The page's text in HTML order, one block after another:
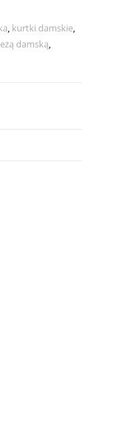
, kurtki damskie,
damską,